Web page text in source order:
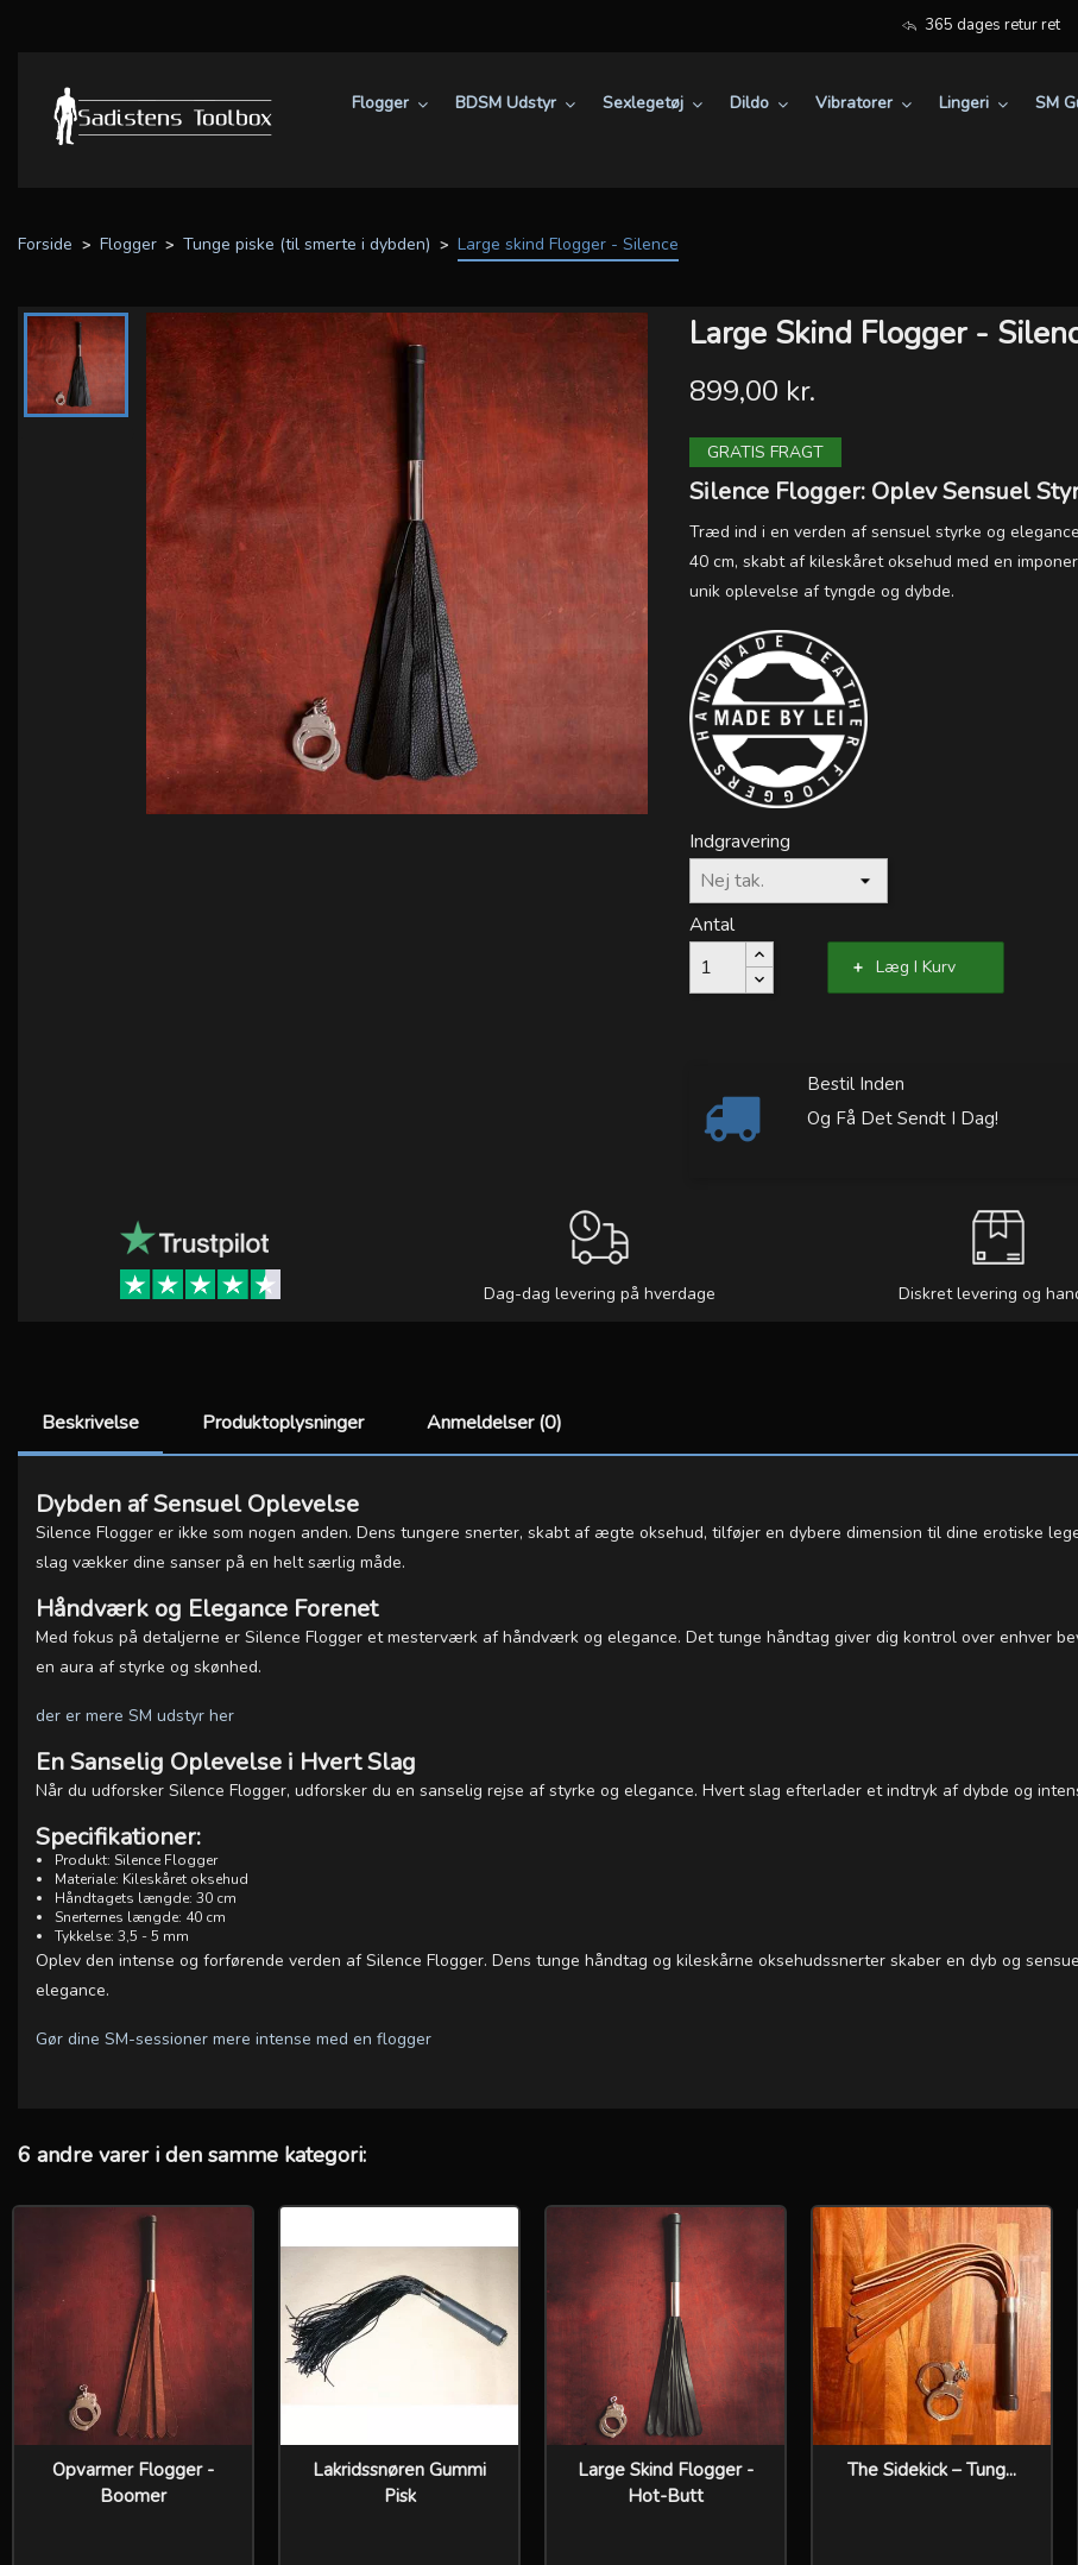
365 dages retur ret
Flogger BDSM Udstyr Sexlegetøj Dildo Vibratorer Lingeri SM
Forside Flogger Tunge piske (til smerte i dybden) Large skind Flogger - Silence
Large Skind Flogger -
899,00 kr.
GRATIS FRAGT
Silence Flogger: Oplev Sensuel
Træd ind i en verden af sensuel styrke og
40 cm, skabt af kileskåret oksehud med en
unik oplevelse af tyngde og dybde.
Indgravering
Antal
Læg I Kurv
Bestil Inden
Og Få Det Sendt I Dag!
Dag-dag levering på hverdage Diskret levering og
Beskrivelse Produktoplysninger Anmeldelser (0)
Dybden af Sensuel Oplevelse
Silence Flogger er ikke som nogen anden. Dens tungere snerter, skabt af ægte oksehud, tilføjer en dybere dimension til dine erotiske
slag vækker dine sanser på en helt særlig måde.
Håndværk og Elegance Forenet
Med fokus på detaljerne er Silence Flogger et mesterværk af håndværk og elegance. Det tunge håndtag giver dig kontrol over enhver
en aura af styrke og skønhed.
der er mere SM udstyr her
En Sanselig Oplevelse i Hvert Slag
Når du udforsker Silence Flogger, udforsker du en sanselig rejse af styrke og elegance. Hvert slag efterlader et indtryk af dybde og
Specifikationer:
Produkt: Silence Flogger
Materiale: Kileskåret oksehud
Håndtagets længde: 30 cm
Snerternes længde: 40 cm
Tykkelse: 3,5 - 5 mm
Oplev den intense og forførende verden af Silence Flogger. Dens tunge håndtag og kileskårne oksehudssnerter skaber en dyb og
elegance.
Gør dine SM-sessioner mere intense med en flogger
6 andre varer i den samme kategori:
Opvarmer Flogger -
Boomer
Lakridssnøren Gummi
Pisk
Large Skind Flogger -
Hot-Butt
The Sidekick – Tung...